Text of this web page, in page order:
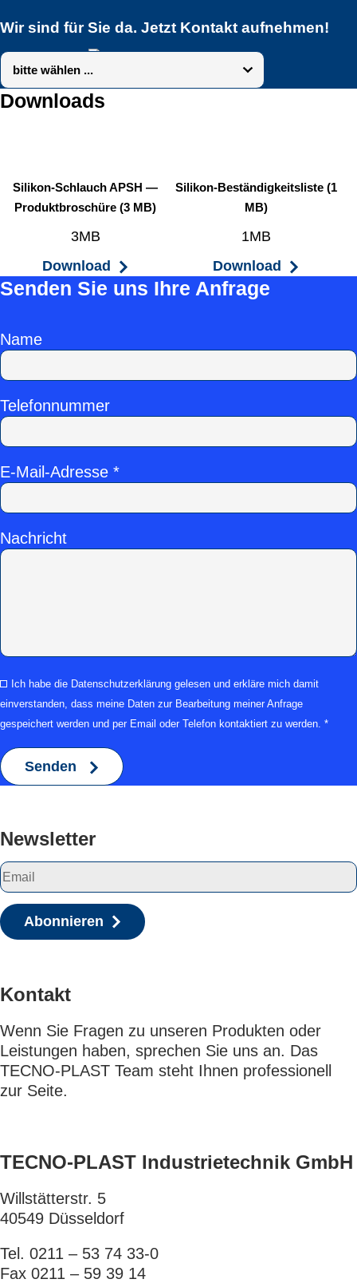
Wir sind für Sie da. Jetzt Kontakt aufnehmen!
Downloads
Silikon-Schlauch APSH —
Produktbroschüre (3 MB)
3MB
Download
Silikon-Beständigkeitsliste (1
MB)
1MB
Download
Senden Sie uns Ihre Anfrage
Name
Telefonnummer
E-Mail-Adresse *
Nachricht
Ich habe die Datenschutzerklärung gelesen und erkläre mich damit
einverstanden, dass meine Daten zur Bearbeitung meiner Anfrage
gespeichert werden und per Email oder Telefon kontaktiert zu werden. *
Newsletter
Abonnieren
Kontakt
Wenn Sie Fragen zu unseren Produkten oder
Leistungen haben, sprechen Sie uns an. Das
TECNO-PLAST Team steht Ihnen professionell
zur Seite.
TECNO-PLAST Industrietechnik GmbH
Willstätterstr. 5
40549 Düsseldorf
Tel. 0211 – 53 74 33-0
Fax 0211 – 59 39 14